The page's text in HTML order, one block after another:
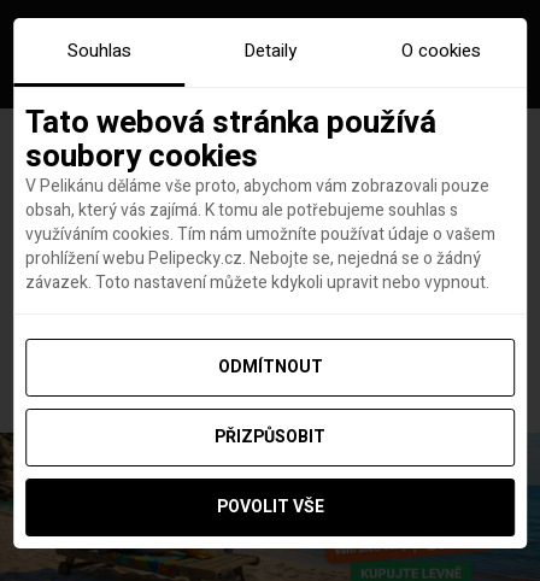
Hlavní stránka Letenky
Asie
Však my je srovnáme! Letenky do Bangkoku od 9 690 Kč
Však my je srovnáme!
Letenky do Bangkoku od 9
690 Kč
Souhlas Detaily O cookies
Tato webová stránka používá
soubory cookies
V Pelikánu děláme vše proto, abychom vám zobrazovali pouze
obsah, který vás zajímá. K tomu ale potřebujeme souhlas s
využíváním cookies. Tím nám umožníte používat údaje o vašem
prohlížení webu Pelipecky.cz. Nebojte se, nejedná se o žádný
závazek. Toto nastavení můžete kdykoli upravit nebo vypnout.
ODMÍTNOUT
PŘIZPŮSOBIT
POVOLIT VŠE